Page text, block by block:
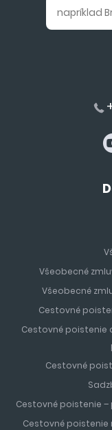
Všeobecné
Všeobecné
Cestovné
Cestovné
Cestovné
Cestovné poistenie –
Cestovné